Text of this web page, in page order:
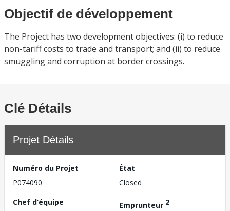
Objectif de développement
The Project has two development objectives: (i) to reduce
non-tariff costs to trade and transport; and (ii) to reduce
smuggling and corruption at border crossings.
Clé Détails
Projet Détails
Numéro du Projet
P074090
État
Closed
Chef d’équipe
Emprunteur 2